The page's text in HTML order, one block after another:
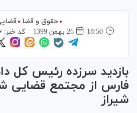
حقوق و قضا
18:50
26 بهمن 1399 کد خبر:
بازدید سرزده رئیس کل
فارس از مجتمع قضایی
شیراز